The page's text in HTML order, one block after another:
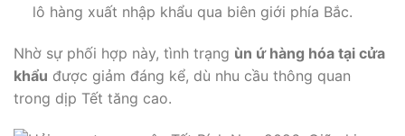
lô hàng xuất nhập khẩu qua biên giới phía Bắc.
Nhờ sự phối hợp này, tình trạng ùn ứ hàng hóa tại cửa
khẩu được giảm đáng kể, dù nhu cầu thông quan
trong dịp Tết tăng cao.